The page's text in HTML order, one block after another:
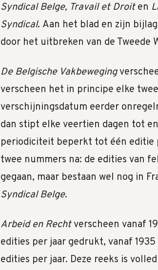
Syndical Belge, Travail et Droiten
Syndical. Aan het blad en zijn
door het uitbreken van de Tweede
De Belgische Vakbeweging
verscheen het in principe elke
verschijningsdatum eerder
dan stipt elke veertien dagen tot
periodiciteit beperkt tot één editie
twee nummers na: de edities van
gegaan, maar bestaan wel nog in
Syndical Belge.
Arbeid en Rechtverscheen vanaf
edities per jaar gedrukt, vanaf
edities per jaar. Deze reeks is